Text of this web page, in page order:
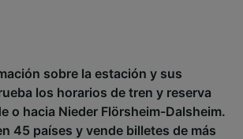
sobre la estación y sus
los horarios de tren y reserva
o hacia Nieder Flörsheim-Dalsheim.
45 países y vende billetes de más